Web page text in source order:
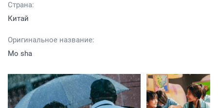
Страна:
Китай
Оригинальное название:
Mo sha